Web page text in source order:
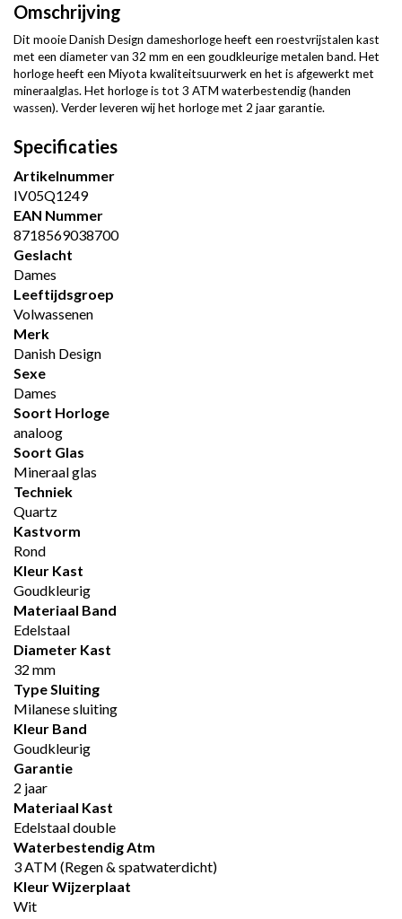
Omschrijving
Dit mooie Danish Design dameshorloge heeft een roestvrijstalen kast
met een diameter van 32 mm en een goudkleurige metalen band. Het
horloge heeft een Miyota kwaliteitsuurwerk en het is afgewerkt met
mineraalglas. Het horloge is tot 3 ATM waterbestendig (handen
wassen). Verder leveren wij het horloge met 2 jaar garantie.
Specificaties
Artikelnummer
IV05Q1249
EAN Nummer
8718569038700
Geslacht
Dames
Leeftijdsgroep
Volwassenen
Merk
Danish Design
Sexe
Dames
Soort Horloge
analoog
Soort Glas
Mineraal glas
Techniek
Quartz
Kastvorm
Rond
Kleur Kast
Goudkleurig
Materiaal Band
Edelstaal
Diameter Kast
32 mm
Type Sluiting
Milanese sluiting
Kleur Band
Goudkleurig
Garantie
2 jaar
Materiaal Kast
Edelstaal double
Waterbestendig Atm
3 ATM (Regen & spatwaterdicht)
Kleur Wijzerplaat
Wit